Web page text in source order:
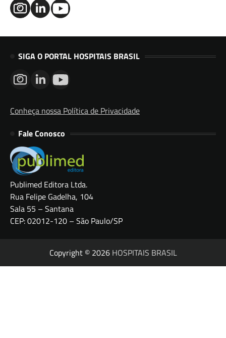
SIGA O PORTAL HOSPITAIS BRASIL
Conheça nossa Política de Privacidade
Fale Conosco
Publimed Editora Ltda.
Rua Felipe Gadelha, 104
Sala 55 – Santana
CEP: 02012-120 – São Paulo/SP
Copyright © 2026 HOSPITAIS BRASIL